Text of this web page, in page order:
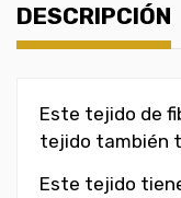
DESCRIPCIÓN
Este tejido de
tejido también
Este tejido